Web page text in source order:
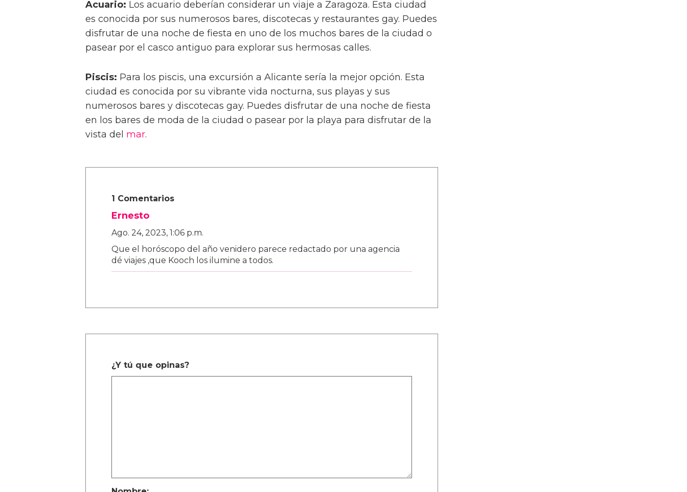
Acuario: Los acuario deberían considerar un viaje a Zaragoza. Esta ciudad
es conocida por sus numerosos bares, discotecas y restaurantes gay. Puedes
disfrutar de una noche de fiesta en uno de los muchos bares de la ciudad o
pasear por el casco antiguo para explorar sus hermosas calles.
Piscis: Para los piscis, una excursión a Alicante sería la mejor opción. Esta
ciudad es conocida por su vibrante vida nocturna, sus playas y sus
numerosos bares y discotecas gay. Puedes disfrutar de una noche de fiesta
en los bares de moda de la ciudad o pasear por la playa para disfrutar de la
vista del mar.
1 Comentarios
Ernesto
Ago. 24, 2023, 1:06 p.m.
Que el horóscopo del año venidero parece redactado por una agencia
dé viajes ,que Kooch los ilumine a todos.
¿Y tú que opinas?